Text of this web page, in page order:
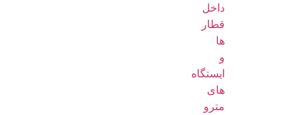
داخل
قطار
ها
و
ایستگاه
های
مترو